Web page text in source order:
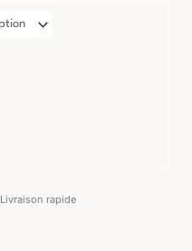
Livraison rapide